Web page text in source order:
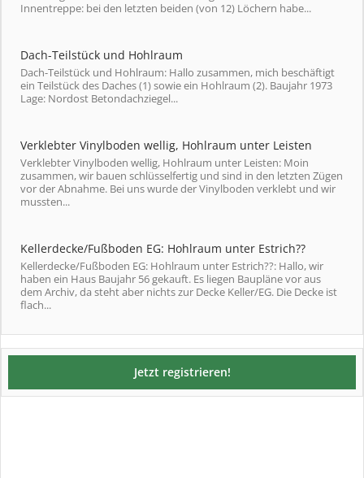
Innentreppe: bei den letzten beiden (von 12) Löchern habe...
Dach-Teilstück und Hohlraum
Dach-Teilstück und Hohlraum: Hallo zusammen, mich beschäftigt
ein Teilstück des Daches (1) sowie ein Hohlraum (2). Baujahr 1973
Lage: Nordost Betondachziegel...
Verklebter Vinylboden wellig, Hohlraum unter Leisten
Verklebter Vinylboden wellig, Hohlraum unter Leisten: Moin
zusammen, wir bauen schlüsselfertig und sind in den letzten Zügen
vor der Abnahme. Bei uns wurde der Vinylboden verklebt und wir
mussten...
Kellerdecke/Fußboden EG: Hohlraum unter Estrich??
Kellerdecke/Fußboden EG: Hohlraum unter Estrich??: Hallo, wir
haben ein Haus Baujahr 56 gekauft. Es liegen Baupläne vor aus
dem Archiv, da steht aber nichts zur Decke Keller/EG. Die Decke ist
flach...
Jetzt registrieren!